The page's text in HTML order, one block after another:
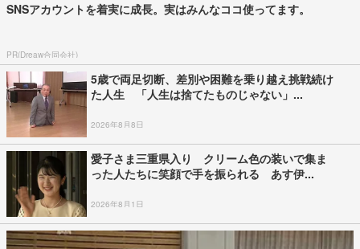
SNSアカウントを着実に成長。実はみんなココ使ってます。
PR(Dreaw合同会社)
5歳で両足切断、差別や困難を乗り越え挑戦続け
た人生 「人生は捨てたものじゃない」...
2026年8月8日
愛子さま三重県入り クリーム色の装いで集ま
った人たちに笑顔で手を振られる あす伊...
2026年8月1日